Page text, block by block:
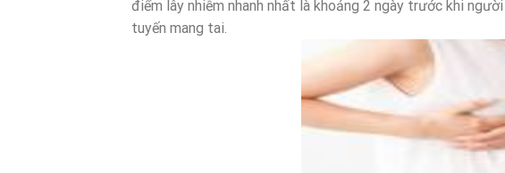
điểm lây nhiễm nhanh nhất là khoảng 2 ngày trước khi
tuyến mang tai.